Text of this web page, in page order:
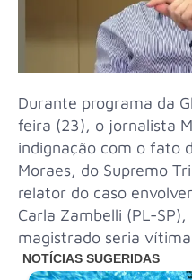
Durante programa da
feira (23), o jornalista
indignação com o fato
Moraes, do Supremo
relator do caso
Carla Zambelli (PL-
magistrado seria